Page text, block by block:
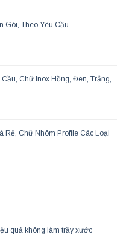
Gói, Theo Yêu Cầu
Chữ Inox Hồng, Đen, Trắng,
Rẻ, Chữ Nhôm Profile Các Loại
quả không làm trầy xước